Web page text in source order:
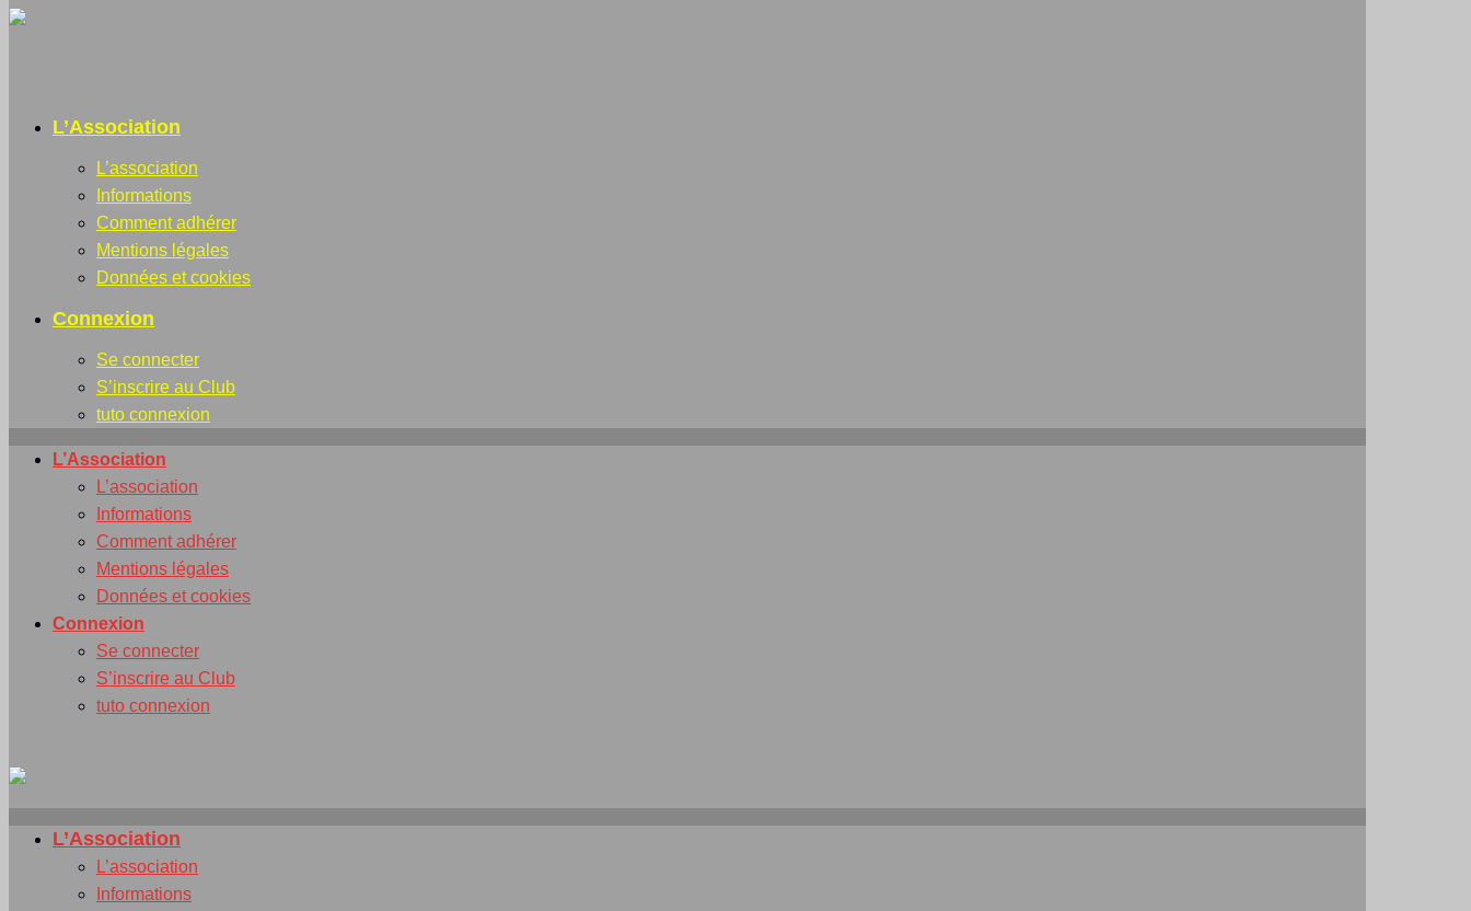
L’Association
L’association
Informations
Comment adhérer
Mentions légales
Données et cookies
Connexion
Se connecter
S’inscrire au Club
tuto connexion
L’Association
L’association
Informations
Comment adhérer
Mentions légales
Données et cookies
Connexion
Se connecter
S’inscrire au Club
tuto connexion
L’Association
L’association
Informations